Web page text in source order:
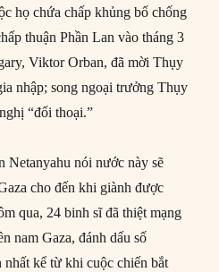
họ chứa chấp khủng bố chống
thuận Phần Lan vào tháng 3
Viktor Orban, đã mời Thụy
nhập; song ngoại trưởng Thụy
“đối thoại.”
Netanyahu nói nước này sẽ
cho đến khi giành được
qua, 24 binh sĩ đã thiệt mạng
nam Gaza, đánh dấu số
kể từ khi cuộc chiến bắt